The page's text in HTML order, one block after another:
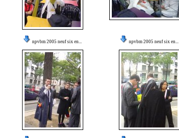
npvbm 2005 neuf six en... npvbm 2005 neuf six en...